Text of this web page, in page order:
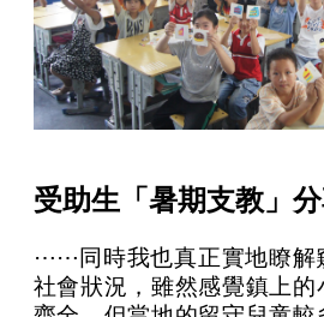
受助生「暑期支教」
⋯⋯同時我也真正實地瞭解
社會狀況，雖然感覺鎮上的